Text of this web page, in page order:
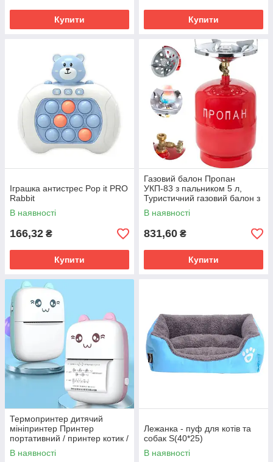
Купити Купити
Іграшка антистрес Pop it PRO
Rabbit
В наявності
166,32 ₴
Купити
Газовий балон Пропан
УКП-83 з пальником 5 л,
Туристичний газовий балон з
пальником червоний,5 літрів
В наявності
831,60 ₴
Купити
Термопринтер дитячий
мініпринтер Принтер
портативний / принтер котик /
подарунок для дітей
В наявності
Лежанка - пуф для котів та
собак S(40*25)
В наявності